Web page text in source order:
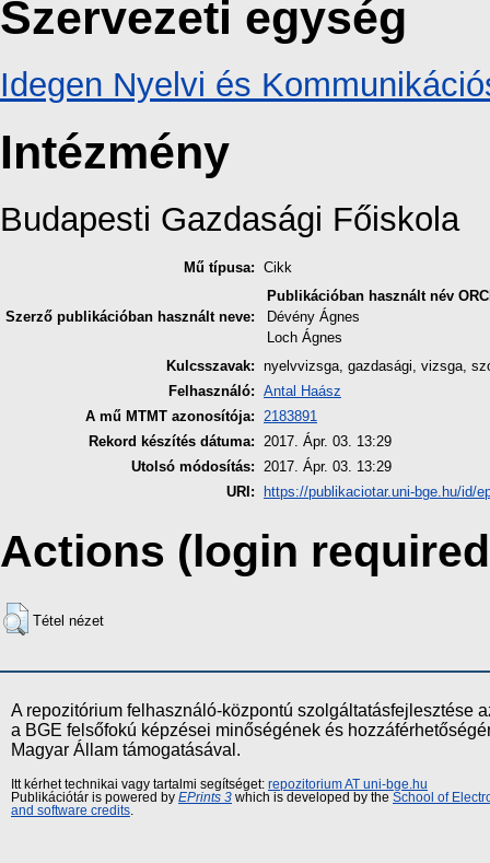
Szervezeti egység
Idegen Nyelvi és
Intézmény
Budapesti Gazdasági Főiskola
Mű típusa: Cikk
Szerző publikációban használt neve:
Publikációban használt név
Dévény Ágnes
Loch Ágnes
Kulcsszavak: nyelvvizsga, gazdasági, vizsga,
Felhasználó: Antal Haász
A mű MTMT azonosítója: 2183891
Rekord készítés dátuma: 2017. Ápr. 03. 13:29
Utolsó módosítás: 2017. Ápr. 03. 13:29
URI:
https://publikaciotar.uni-bge.hu/id/
Actions (login
Tétel nézet
A repozitórium felhasználó-központú szolgáltatásfejlesztése
a BGE felsőfokú képzései minőségének és
Magyar Állam támogatásával.
Itt kérhet technikai vagy tartalmi segítséget: repozitorium AT uni-bge.hu
Publikációtár is powered by EPrints 3 which is developed by the School of
and software credits